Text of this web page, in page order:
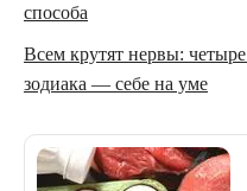
способа
Всем крутят нервы:
зодиака — себе на уме